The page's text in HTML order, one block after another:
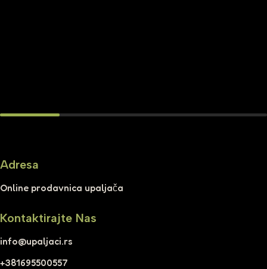
Adresa
Online prodavnica upaljača
Kontaktirajte Nas
info@upaljaci.rs
+381695500557